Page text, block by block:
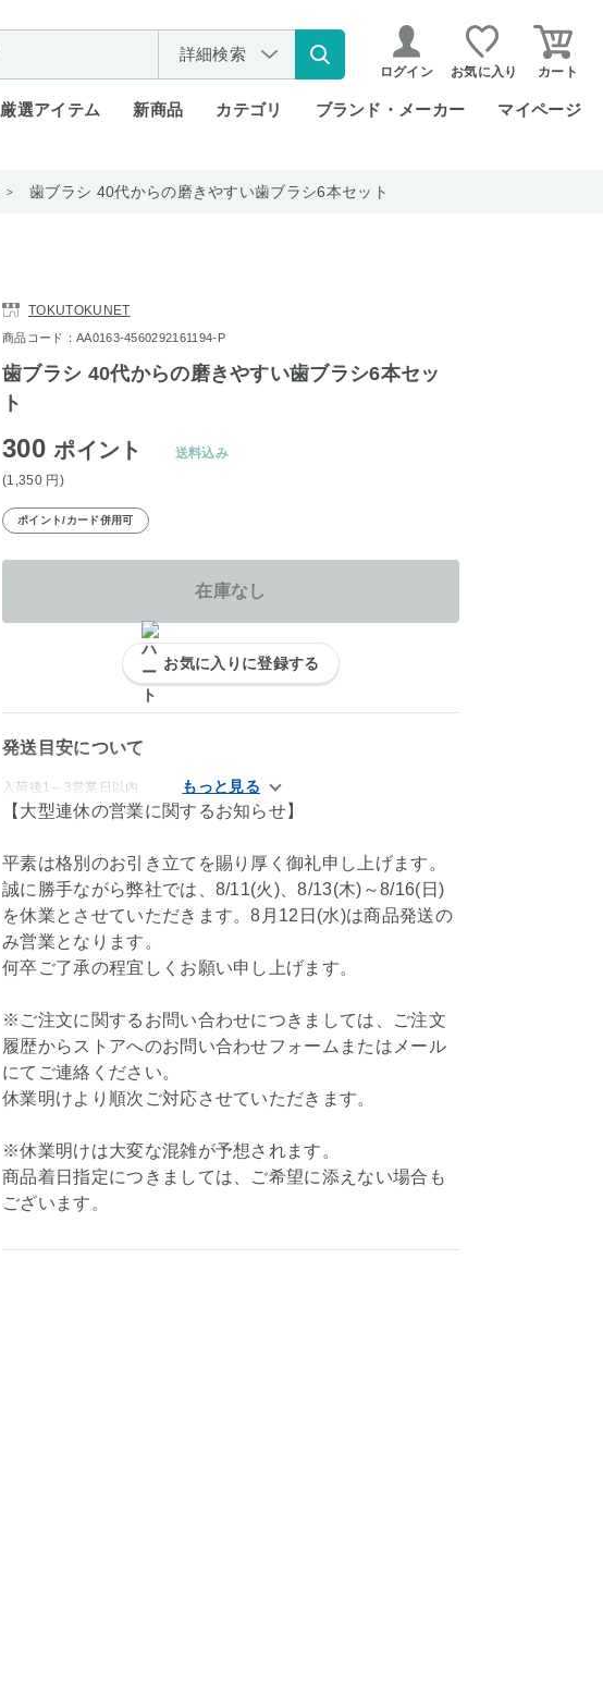
詳細検索
ログイン お気に入り カート
厳選アイテム 新商品 カテゴリ ブランド・メーカー マイページ
歯ブラシ 40代からの磨きやすい歯ブラシ6本セット
TOKUTOKUNET
商品コード：AA0163-4560292161194-P
歯ブラシ 40代からの磨きやすい歯ブラシ6本セッ
ト
300ポイント
(1,350 円 )
送料込み
ポイント/カード併用可
在庫なし
お気に入りに登録する
発送目安について
入荷後1～3営業日以内
【大型連休の営業に関するお知らせ】
平素は格別のお引き立てを賜り厚く御礼申し上げます。
誠に勝手ながら弊社では、8/11(火)、8/13(木)～8/16(日)
を休業とさせていただきます。8月12日(水)は商品発送の
み営業となります。
何卒ご了承の程宜しくお願い申し上げます。
※ご注文に関するお問い合わせにつきましては、ご注文
履歴からストアへのお問い合わせフォームまたはメール
にてご連絡ください。
休業明けより順次ご対応させていただきます。
※休業明けは大変な混雑が予想されます。
商品着日指定につきましては、ご希望に添えない場合も
ございます。